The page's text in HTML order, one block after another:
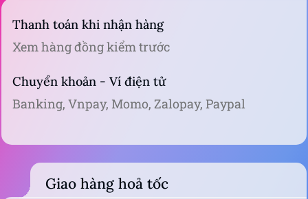
Thanh toán khi nhận hàng
Xem hàng đồng kiểm trước
Chuyển khoản - Ví điện tử
Banking, Vnpay, Momo, Zalopay, Paypal
Giao hàng hoả tốc